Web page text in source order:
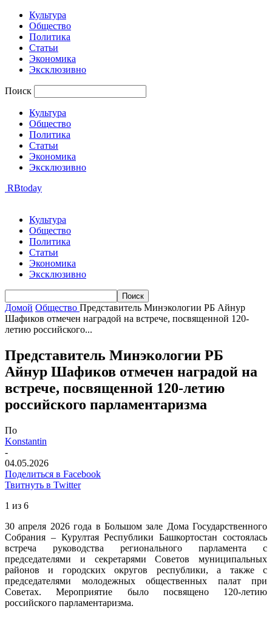
Культура
Общество
Политика
Статьи
Экономика
Эксклюзивно
Поиск
Культура
Общество
Политика
Статьи
Экономика
Эксклюзивно
RBtoday
Культура
Общество
Политика
Статьи
Экономика
Эксклюзивно
Домой Общество Представитель Минэкологии РБ Айнур
Шафиков отмечен наградой на встрече, посвященной 120-
летию российского...
Представитель Минэкологии РБ
Айнур Шафиков отмечен наградой на
встрече, посвященной 120-летию
российского парламентаризма
По
Konstantin
-
04.05.2026
Поделиться в Facebook
Твитнуть в Twitter
1 из 6
30 апреля 2026 года в Большом зале Дома Государственного
Собрания – Курултая Республики Башкортостан состоялась
встреча руководства регионального парламента с
председателями и секретарями Советов муниципальных
районов и городских округов республики, а также с
председателями молодежных общественных палат при
Советах. Мероприятие было посвящено 120-летию
российского парламентаризма.